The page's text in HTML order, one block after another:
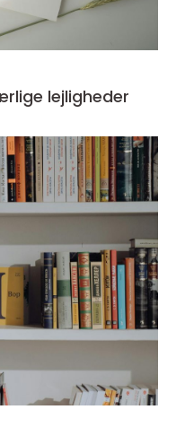
lejligheder